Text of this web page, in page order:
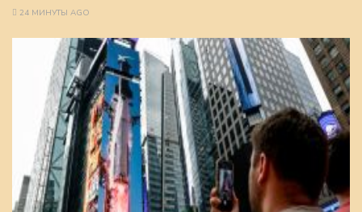
24 МИНУТЫ AGO